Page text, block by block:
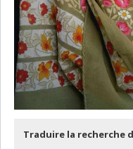
Traduire la recherche